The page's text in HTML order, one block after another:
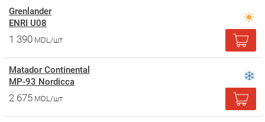
Grenlander
ENRI U08
1 390 MDL/шт
Matador Continental
MP-93 Nordicca
2 675 MDL/шт